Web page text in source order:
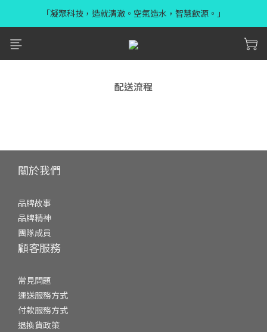
「凝聚科技，造就清澈。空氣造水，智慧飲源。」
配送流程
關於我們
品牌故事
品牌精神
團隊成員
顧客服務
常見問題
運送服務方式
付款服務方式
退換貨政策